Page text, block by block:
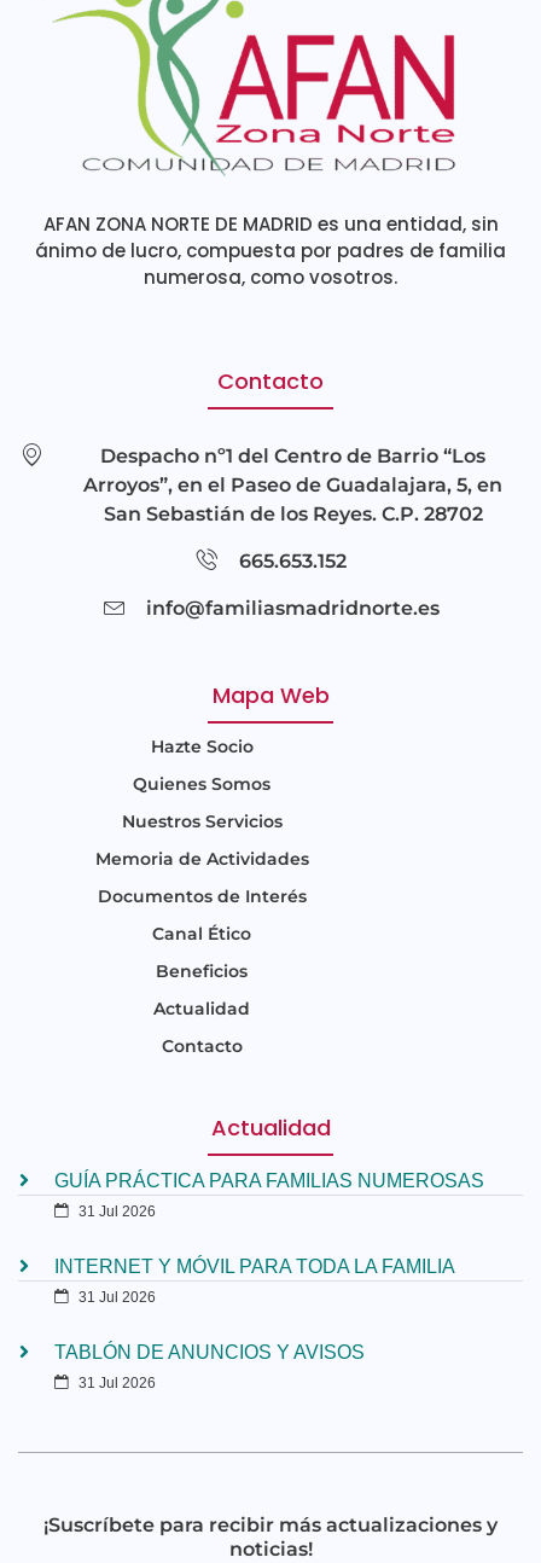
AFAN ZONA NORTE DE MADRID es una entidad, sin
ánimo de lucro, compuesta por padres de familia
numerosa, como vosotros.
Contacto
Despacho nº1 del Centro de Barrio “Los
Arroyos”, en el Paseo de Guadalajara, 5, en
San Sebastián de los Reyes. C.P. 28702
665.653.152
info@familiasmadridnorte.es
Mapa Web
Hazte Socio
Quienes Somos
Nuestros Servicios
Memoria de Actividades
Documentos de Interés
Canal Ético
Beneficios
Actualidad
Contacto
Actualidad
GUÍA PRÁCTICA PARA FAMILIAS NUMEROSAS
31 Jul 2026
INTERNET Y MÓVIL PARA TODA LA FAMILIA
31 Jul 2026
TABLÓN DE ANUNCIOS Y AVISOS
31 Jul 2026
¡Suscríbete para recibir más actualizaciones y
noticias!